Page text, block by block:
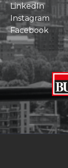
LinkedIn
Instagram
Facebook